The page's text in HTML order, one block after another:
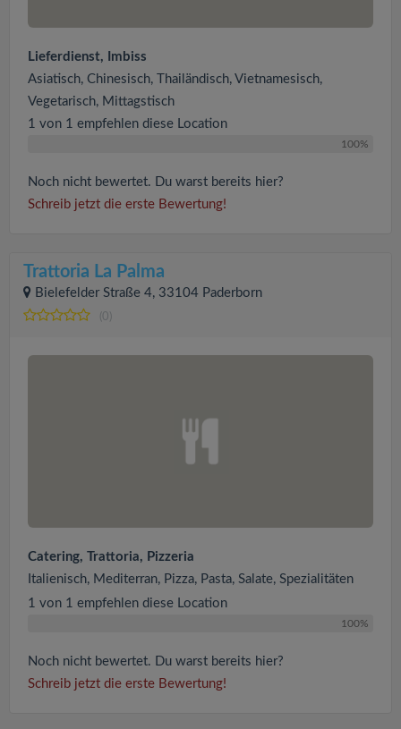
Lieferdienst, Imbiss
Asiatisch, Chinesisch, Thailändisch, Vietnamesisch,
Vegetarisch, Mittagstisch
1 von 1 empfehlen diese Location
100%
Noch nicht bewertet. Du warst bereits hier?
Schreib jetzt die erste Bewertung!
Trattoria La Palma
Bielefelder Straße 4, 33104 Paderborn
(0)
Catering, Trattoria, Pizzeria
Italienisch, Mediterran, Pizza, Pasta, Salate, Spezialitäten
1 von 1 empfehlen diese Location
100%
Noch nicht bewertet. Du warst bereits hier?
Schreib jetzt die erste Bewertung!